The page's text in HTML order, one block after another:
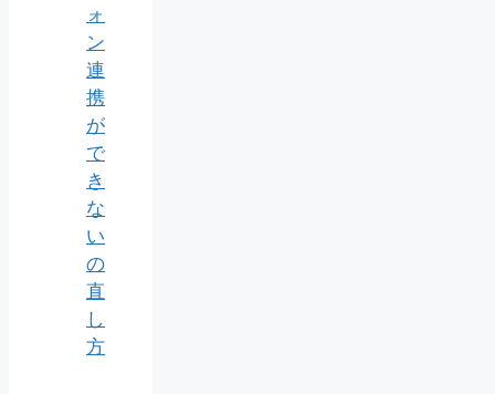
ォ
ン
連
携
が
で
き
な
い
の
直
し
方